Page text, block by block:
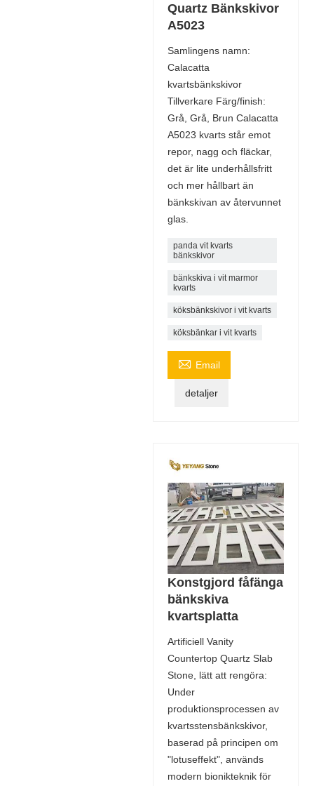
Quartz Bänkskivor
A5023
Samlingens namn:
Calacatta
kvartsbänkskivor
Tillverkare Färg/finish:
Grå, Grå, Brun Calacatta
A5023 kvarts står emot
repor, nagg och fläckar,
det är lite underhållsfritt
och mer hållbart än
bänkskivan av återvunnet
glas.
panda vit kvarts
bänkskivor
bänkskiva i vit marmor
kvarts
köksbänkskivor i vit kvarts
köksbänkar i vit kvarts
 Email
detaljer
Konstgjord fåfänga
bänkskiva
kvartsplatta
Artificiell Vanity
Countertop Quartz Slab
Stone, lätt att rengöra:
Under
produktionsprocessen av
kvartsstensbänkskivor,
baserad på principen om
"lotuseffekt", används
modern bionikteknik för